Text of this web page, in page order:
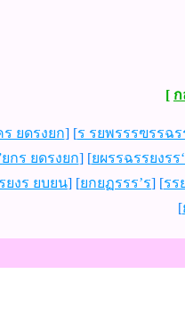
[
ร ยดรงยก] [ร รยพรรรฃรรฉร
กร ยดรงยก] [ยผรรฉรรยงรร‘
ยงร ยบยน] [ยกยฏรรร’ร] [ร
[